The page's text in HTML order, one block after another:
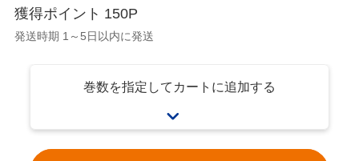
獲得ポイント 150P
発送時期 1～5日以内に発送
巻数を指定してカートに追加する